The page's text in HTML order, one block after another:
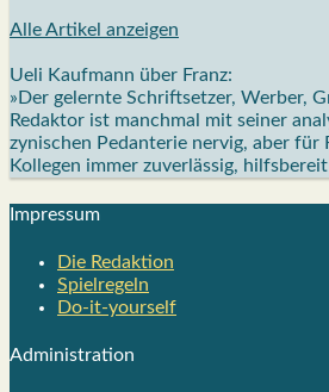
Alle Artikel anzeigen
Ueli Kaufmann über Franz:
»Der gelernte Schriftsetzer, Werber,
Redaktor ist manchmal mit seiner
zynischen Pedanterie nervig, aber für
Kollegen immer zuverlässig,
Impres­sum
Die Redak­ti­on
Spiel­re­geln
Do-it-your­s­elf
Admi­nis­tra­ti­on